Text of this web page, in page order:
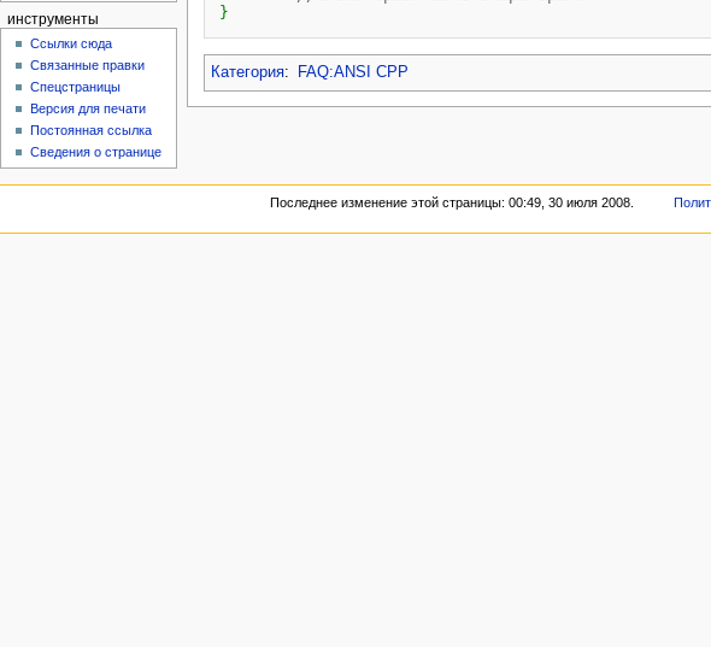
}
Категория: FAQ:ANSI CPP
инструменты
Ссылки сюда
Связанные правки
Спецстраницы
Версия для печати
Постоянная ссылка
Сведения о странице
Последнее изменение этой страницы: 00:49, 30 июля 2008.